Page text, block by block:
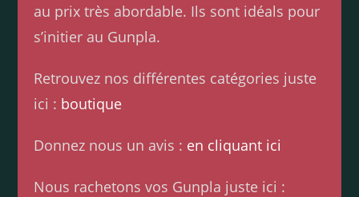
au prix très abordable. Ils sont idéals pour
s’initier au Gunpla.
Retrouvez nos différentes catégories juste
ici : boutique
Donnez nous un avis : en cliquant ici
Nous rachetons vos Gunpla juste ici :